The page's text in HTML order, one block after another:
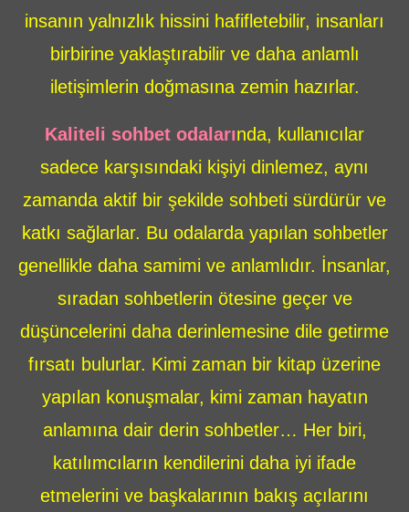
insanın yalnızlık hissini hafifletebilir, insanları
birbirine yaklaştırabilir ve daha anlamlı
iletişimlerin doğmasına zemin hazırlar.
Kaliteli sohbet odalarında, kullanıcılar
sadece karşısındaki kişiyi dinlemez, aynı
zamanda aktif bir şekilde sohbeti sürdürür ve
katkı sağlarlar. Bu odalarda yapılan sohbetler
genellikle daha samimi ve anlamlıdır. İnsanlar,
sıradan sohbetlerin ötesine geçer ve
düşüncelerini daha derinlemesine dile getirme
fırsatı bulurlar. Kimi zaman bir kitap üzerine
yapılan konuşmalar, kimi zaman hayatın
anlamına dair derin sohbetler… Her biri,
katılımcıların kendilerini daha iyi ifade
etmelerini ve başkalarının bakış açılarını